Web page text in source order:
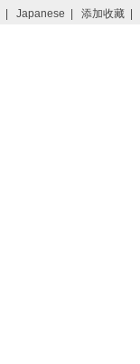
Japanese 添加收藏